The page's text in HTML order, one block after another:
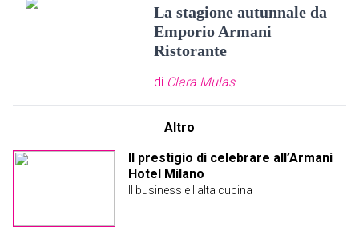
La stagione autunnale da
Emporio Armani
Ristorante
di Clara Mulas
Altro
Il prestigio di celebrare all’Armani
Hotel Milano
Il business e l'alta cucina